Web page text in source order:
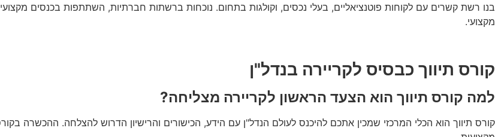
בנו רשת קשרים עם לקוחות פוטנציאליים, בעלי נכסים, וקולגות בתחום. נוכחות ברשתות חברתיות, השתתפות בכנסים
מקצועי.
קורס תיווך כבסיס לקריירה בנדל"ן
למה קורס תיווך הוא הצעד הראשון לקריירה מצליחה?
קורס תיווך הוא הכלי המרכזי שמכין אתכם להיכנס לעולם הנדל"ן עם הידע, הכישורים והרישיון הדרוש להצלחה.